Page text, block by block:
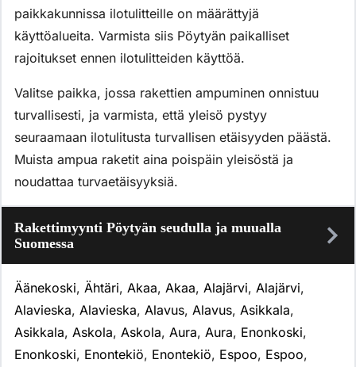
paikkakunnissa ilotulitteille on määrättyjä
käyttöalueita. Varmista siis Pöytyän paikalliset
rajoitukset ennen ilotulitteiden käyttöä.
Valitse paikka, jossa rakettien ampuminen onnistuu
turvallisesti, ja varmista, että yleisö pystyy
seuraamaan ilotulitusta turvallisen etäisyyden päästä.
Muista ampua raketit aina poispäin yleisöstä ja
noudattaa turvaetäisyyksiä.
Rakettimyynti Pöytyän seudulla ja muualla
Suomessa
Äänekoski, Ähtäri, Akaa, Akaa, Alajärvi, Alajärvi,
Alavieska, Alavieska, Alavus, Alavus, Asikkala,
Asikkala, Askola, Askola, Aura, Aura, Enonkoski,
Enonkoski, Enontekiö, Enontekiö, Espoo, Espoo,